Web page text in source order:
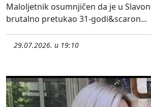
Maloljetnik osumnjičen da je u
brutalno pretukao 31-godi&scaron...
29.07.2026. u 19:10